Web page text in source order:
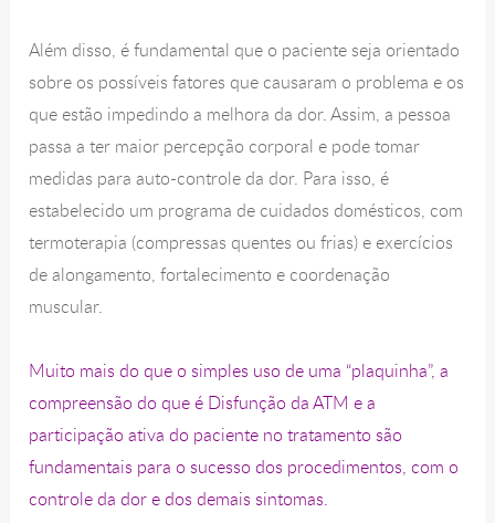
Além disso, é fundamental que o paciente seja orientado
sobre os possíveis fatores que causaram o problema e os
que estão impedindo a melhora da dor. Assim, a pessoa
passa a ter maior percepção corporal e pode tomar
medidas para auto-controle da dor. Para isso, é
estabelecido um programa de cuidados domésticos, com
termoterapia (compressas quentes ou frias) e exercícios
de alongamento, fortalecimento e coordenação
muscular.
Muito mais do que o simples uso de uma “plaquinha”, a
compreensão do que é Disfunção da ATM e a
participação ativa do paciente no tratamento são
fundamentais para o sucesso dos procedimentos, com o
controle da dor e dos demais sintomas.